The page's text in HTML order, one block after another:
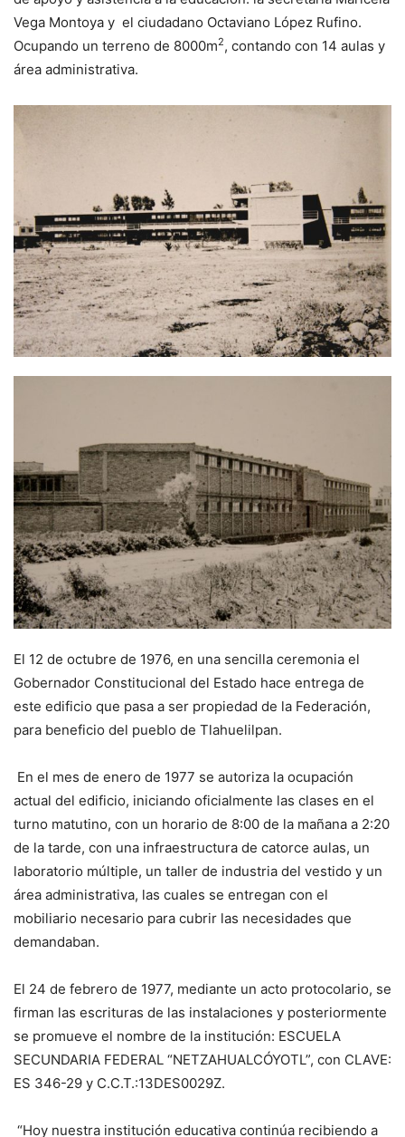
Vega Montoya y el ciudadano Octaviano López Rufino.
Ocupando un terreno de 8000m2, contando con 14 aulas y
área administrativa.
El 12 de octubre de 1976, en una sencilla ceremonia el
Gobernador Constitucional del Estado hace entrega de
este edificio que pasa a ser propiedad de la Federación,
para beneficio del pueblo de Tlahuelilpan.
En el mes de enero de 1977 se autoriza la ocupación
actual del edificio, iniciando oficialmente las clases en el
turno matutino, con un horario de 8:00 de la mañana a 2:20
de la tarde, con una infraestructura de catorce aulas, un
laboratorio múltiple, un taller de industria del vestido y un
área administrativa, las cuales se entregan con el
mobiliario necesario para cubrir las necesidades que
demandaban.
El 24 de febrero de 1977, mediante un acto protocolario, se
firman las escrituras de las instalaciones y posteriormente
se promueve el nombre de la institución: ESCUELA
SECUNDARIA FEDERAL “NETZAHUALCÓYOTL”, con CLAVE:
ES 346-29 y C.C.T.:13DES0029Z.
“Hoy nuestra institución educativa continúa recibiendo a